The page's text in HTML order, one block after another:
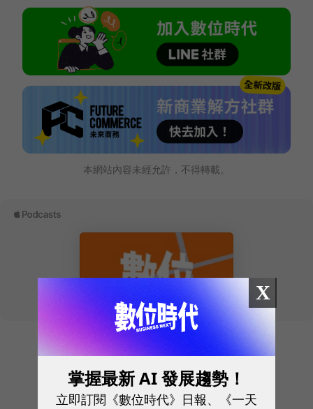
本網站內容未經允許，不得轉載。
往下滑看下一篇文章
X
掌握最新 AI 發展趨勢！
立即訂閱《數位時代》日報、《一天